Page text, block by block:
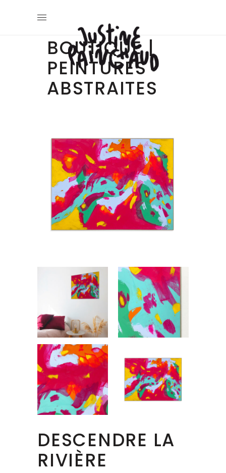
BOUTIQUE |
PEINTURES
ABSTRAITES
DESCENDRE LA
RIVIÈRE